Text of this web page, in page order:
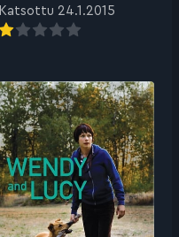
Katsottu 24.1.2015